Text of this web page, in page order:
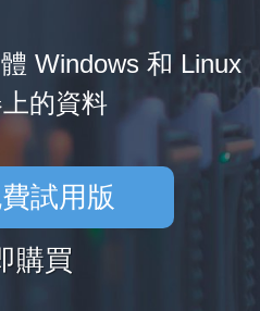
Windows 和 Linux
的資料
試用版
購買